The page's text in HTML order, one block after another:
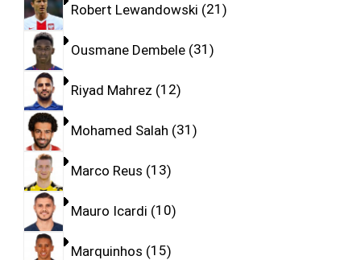
Robert Lewandowski 21
Ousmane Dembele 31
Riyad Mahrez 12
Mohamed Salah 31
Marco Reus 13
Mauro Icardi 10
Marquinhos 15